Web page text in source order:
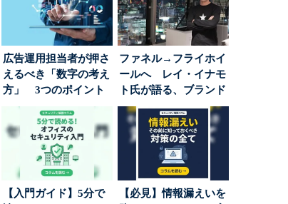
広告運用担当者が押さ
えるべき「数字の考え
方」 3つのポイント
とは
ファネル→フライホイ
ールへ レイ・イナモ
ト氏が語る、ブランド
が「信頼」を得るた
め...
【入門ガイド】5分で
【必見】情報漏えいを